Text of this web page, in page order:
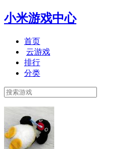
小米游戏中心
首页
云游戏
排行
分类